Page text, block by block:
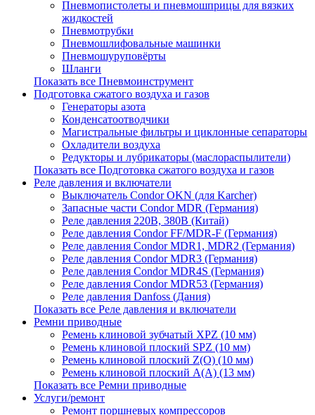
Пневмопистолеты и пневмошприцы для вязких
жидкостей
Пневмотрубки
Пневмошлифовальные машинки
Пневмошуруповёрты
Шланги
Показать все Пневмоинструмент
Подготовка сжатого воздуха и газов
Генераторы азота
Конденсатоотводчики
Магистральные фильтры и циклонные сепараторы
Охладители воздуха
Редукторы и лубрикаторы (маслораспылители)
Показать все Подготовка сжатого воздуха и газов
Реле давления и включатели
Выключатель Condor OKN (для Karcher)
Запасные части Сondor MDR (Германия)
Реле давления 220В, 380В (Китай)
Реле давления Condor FF/MDR-F (Германия)
Реле давления Condor MDR1, MDR2 (Германия)
Реле давления Condor MDR3 (Германия)
Реле давления Condor MDR4S (Германия)
Реле давления Condor MDR53 (Германия)
Реле давления Danfoss (Дания)
Показать все Реле давления и включатели
Ремни приводные
Ремень клиновой зубчатый XPZ (10 мм)
Ремень клиновой плоский SPZ (10 мм)
Ремень клиновой плоский Z(О) (10 мм)
Ремень клиновой плоский А(А) (13 мм)
Показать все Ремни приводные
Услуги/ремонт
Ремонт поршневых компрессоров